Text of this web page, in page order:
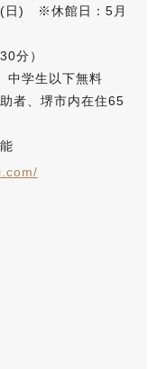
(日) ※休館日：5月
分）
中学生以下無料
、堺市内在住65